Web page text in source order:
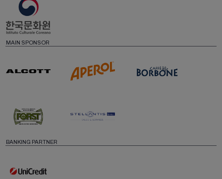
MAIN SPONSOR
BANKING PARTNER